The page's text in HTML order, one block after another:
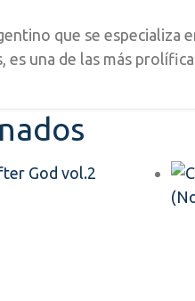
que se especializa
es una de las más